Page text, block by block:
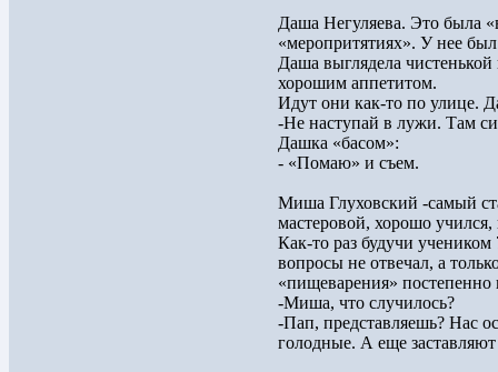
Даша Негуляева. Это была
«меропритятиях». У нее
Даша выглядела
хорошим аппетитом.
Идут они как-то по улице.
-Не наступай в лужи. Там
Дашка «басом»:
- «Помаю» и съем.
Миша Глуховский -самый
мастеровой, хорошо
Как-то раз будучи
вопросы не отвечал, а
«пищеварения»
-Миша, что случилось?
-Пап, представляешь? Нас
голодные. А еще